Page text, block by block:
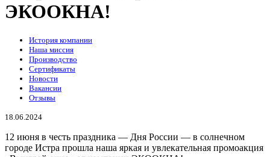
ЭКООКНА!
История компании
Наша миссия
Производство
Сертификаты
Новости
Вакансии
Отзывы
18.06.2024
12 июня в честь праздника — Дня России — в солнечном
городе Истра прошла наша яркая и увлекательная промоакция